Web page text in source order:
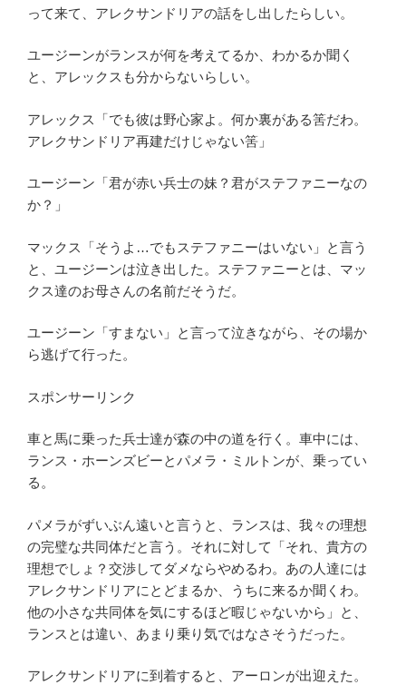
って来て、アレクサンドリアの話をし出したらしい。
ユージーンがランスが何を考えてるか、わかるか聞く
と、アレックスも分からないらしい。
アレックス「でも彼は野心家よ。何か裏がある筈だわ。
アレクサンドリア再建だけじゃない筈」
ユージーン「君が赤い兵士の妹？君がステファニーなの
か？」
マックス「そうよ…でもステファニーはいない」と言う
と、ユージーンは泣き出した。ステファニーとは、マッ
クス達のお母さんの名前だそうだ。
ユージーン「すまない」と言って泣きながら、その場か
ら逃げて行った。
スポンサーリンク
車と馬に乗った兵士達が森の中の道を行く。車中には、
ランス・ホーンズビーとパメラ・ミルトンが、乗ってい
る。
パメラがずいぶん遠いと言うと、ランスは、我々の理想
の完璧な共同体だと言う。それに対して「それ、貴方の
理想でしょ？交渉してダメならやめるわ。あの人達には
アレクサンドリアにとどまるか、うちに来るか聞くわ。
他の小さな共同体を気にするほど暇じゃないから」と、
ランスとは違い、あまり乗り気ではなさそうだった。
アレクサンドリアに到着すると、アーロンが出迎えた。